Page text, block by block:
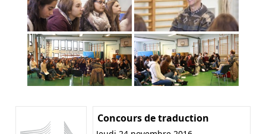
Concours de traduction